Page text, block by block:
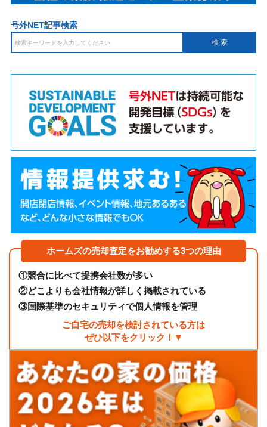
号外NET記事検索
ホームズの売却査定をお勧めする3つの理由
①競合に比べて提携会社数が多い
②どこよりも会社情報が詳しく掲載されている
③国際基準のセキュリティで個人情報を管理
ご自宅の売却を検討されている方は
ぜひ以下をクリック！▼